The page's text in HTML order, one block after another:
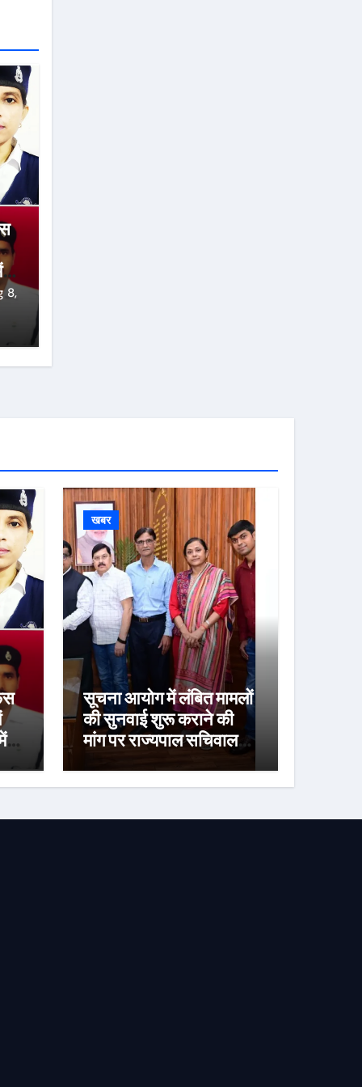
8,
खबर
सूचना आयोग में लंबित मामलों
की सुनवाई शुरू कराने की
मांग पर राज्यपाल सचिवालय
ने मुख्य सचिव को लिखा पत्र